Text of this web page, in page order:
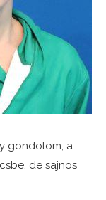
gondolom, a
de sajnos